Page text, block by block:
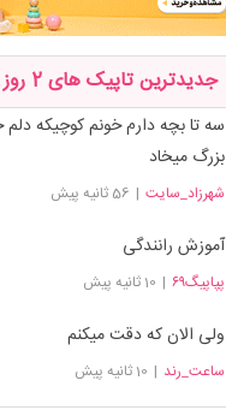
جدیدترین تاپیک های 2 روز گذشته
سه تا بچه دارم خونم کوچیکه دلم
بزرگ میخاد
شهرزاد_سایت | 56 ثانیه پیش
آموزش رانندگی
پپاپیگ۶۹ | 10 ثانیه پیش
ولی الان که دقت میکنم
ساعت_رند | 10 ثانیه پیش